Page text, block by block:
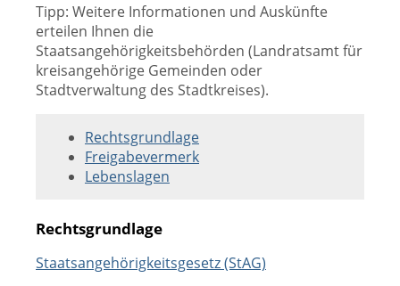
Tipp: Weitere Informationen und Auskünfte
erteilen Ihnen die
Staatsangehörigkeitsbehörden (Landratsamt für
kreisangehörige Gemeinden oder
Stadtverwaltung des Stadtkreises).
Rechtsgrundlage
Freigabevermerk
Lebenslagen
Rechtsgrundlage
Staatsangehörigkeitsgesetz (StAG)